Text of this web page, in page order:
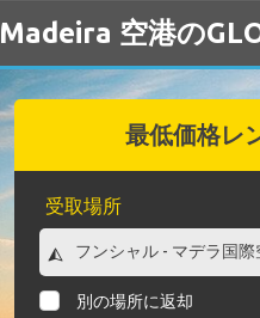
Madeira 空港の
最低価格レ
受取場所
別の場所に返却